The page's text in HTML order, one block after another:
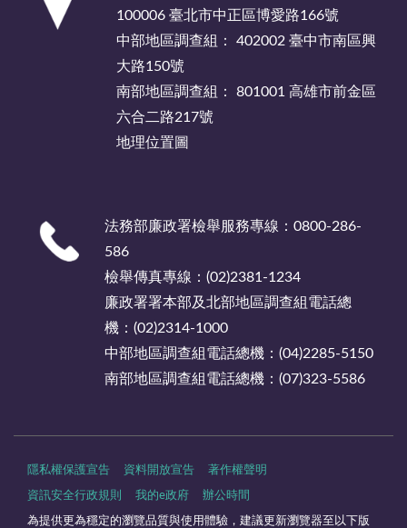
100006 臺北市中正區博愛路166號
中部地區調查組： 402002 臺中市南區興
大路150號
南部地區調查組： 801001 高雄市前金區
六合二路217號
地理位置圖
法務部廉政署檢舉服務專線：0800-286-
586
檢舉傳真專線：(02)2381-1234
廉政署署本部及北部地區調查組電話總
機：(02)2314-1000
中部地區調查組電話總機：(04)2285-5150
南部地區調查組電話總機：(07)323-5586
隱私權保護宣告 資料開放宣告 著作權聲明
資訊安全行政規則 我的e政府 辦公時間
為提供更為穩定的瀏覽品質與使用體驗，建議更新瀏覽器至以下版